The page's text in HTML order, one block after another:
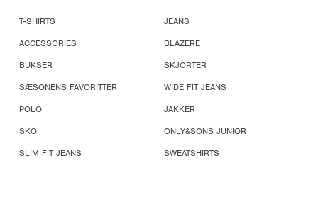
T-SHIRTS
JEANS
ACCESSORIES
BLAZERE
BUKSER
SKJORTER
SÆSONENS FAVORITTER
WIDE FIT JEANS
POLO
JAKKER
SKO
ONLY&SONS JUNIOR
SLIM FIT JEANS
SWEATSHIRTS